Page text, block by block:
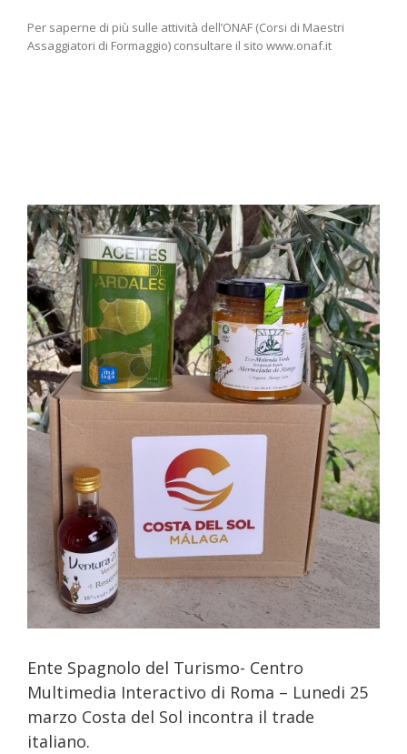
Per saperne di più sulle attività dell’ONAF (Corsi di Maestri
Assaggiatori di Formaggio) consultare il sito www.onaf.it
Ente Spagnolo del Turismo- Centro
Multimedia Interactivo di Roma – Lunedi 25
marzo Costa del Sol incontra il trade
italiano.